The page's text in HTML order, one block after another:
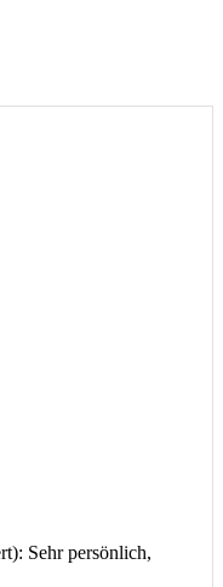
Sehr persönlich,